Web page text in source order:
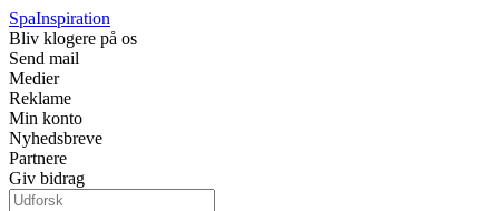
SpaInspiration
Bliv klogere på os
Send mail
Medier
Reklame
Min konto
Nyhedsbreve
Partnere
Giv bidrag